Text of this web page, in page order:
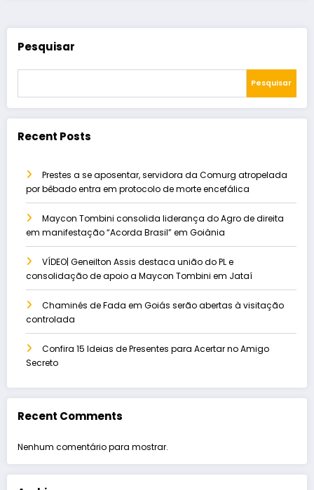
Pesquisar
Pesquisar
Recent Posts
Prestes a se aposentar, servidora da Comurg atropelada
por bêbado entra em protocolo de morte encefálica
Maycon Tombini consolida liderança do Agro de direita
em manifestação “Acorda Brasil” em Goiânia
VÍDEO| Geneilton Assis destaca união do PL e
consolidação de apoio a Maycon Tombini em Jataí
Chaminés de Fada em Goiás serão abertas à visitação
controlada
Confira 15 Ideias de Presentes para Acertar no Amigo
Secreto
Recent Comments
Nenhum comentário para mostrar.